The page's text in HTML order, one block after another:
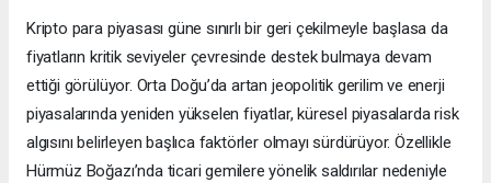
Kripto para piyasası güne sınırlı bir geri çekilmeyle başlasa da
fiyatların kritik seviyeler çevresinde destek bulmaya devam
ettiği görülüyor. Orta Doğu’da artan jeopolitik gerilim ve enerji
piyasalarında yeniden yükselen fiyatlar, küresel piyasalarda risk
algısını belirleyen başlıca faktörler olmayı sürdürüyor. Özellikle
Hürmüz Boğazı’nda ticari gemilere yönelik saldırılar nedeniyle